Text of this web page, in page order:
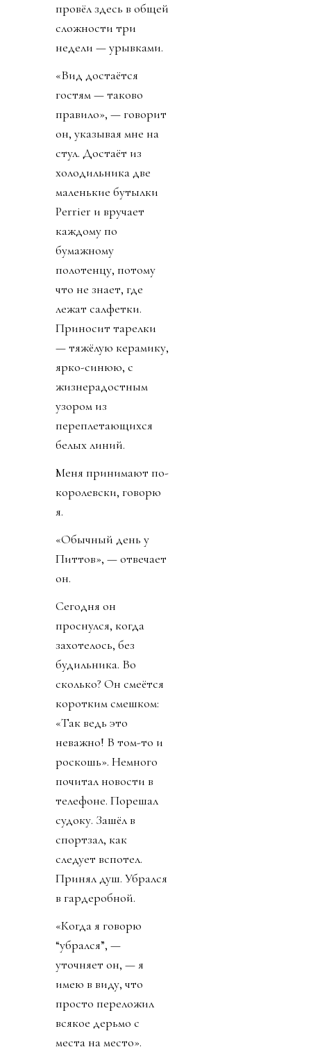
провёл здесь в общей
сложности три
недели — урывками.
«Вид достаётся
гостям — таково
правило», — говорит
он, указывая мне на
стул. Достаёт из
холодильника две
маленькие бутылки
Perrier и вручает
каждому по
бумажному
полотенцу, потому
что не знает, где
лежат салфетки.
Приносит тарелки
— тяжёлую керамику,
ярко-синюю, с
жизнерадостным
узором из
переплетающихся
белых линий.
Меня принимают по-
королевски, говорю
я.
«Обычный день у
Питтов», — отвечает
он.
Сегодня он
проснулся, когда
захотелось, без
будильника. Во
сколько? Он смеётся
коротким смешком:
«Так ведь это
неважно! В том-то и
роскошь». Немного
почитал новости в
телефоне. Порешал
судоку. Зашёл в
спортзал, как
следует вспотел.
Принял душ. Убрался
в гардеробной.
«Когда я говорю
“убрался”, —
уточняет он, — я
имею в виду, что
просто переложил
всякое дерьмо с
места на место».